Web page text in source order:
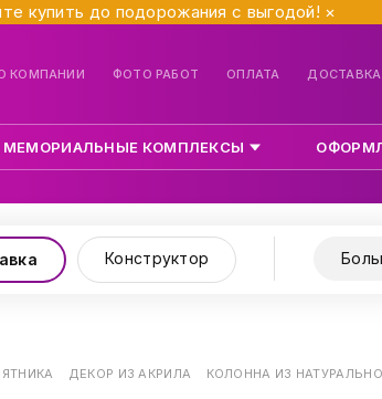
купить до подорожания с выгодой! ×
КОМПАНИИ ФОТО РАБОТ ОПЛАТА ДОСТАВКА
МЕМОРИАЛЬНЫЕ КОМПЛЕКСЫ
Конструктор
ДЕКОР ИЗ АКРИЛА КОЛОННА ИЗ